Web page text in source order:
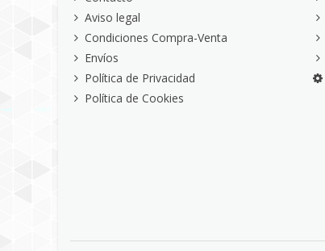
Aviso legal
Condiciones Compra-Venta
Envíos
Política de Privacidad
Política de Cookies